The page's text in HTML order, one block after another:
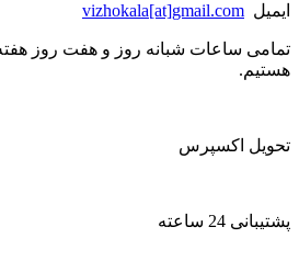
ایمیل vizhokala[at]gmail.com
تمامی ساعات شبانه روز و هفت روز
هستیم.
تحویل اکسپرس
پشتیبانی 24 ساعته